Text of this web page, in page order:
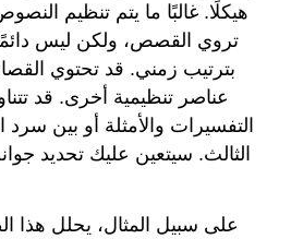
هيكلًا. غالبًا ما يتم تنظيم
تروي القصص، ولكن ليس
بترتيب زمني. قد تحتوي
عناصر تنظيمية أخرى. قد
التفسيرات والأمثلة أو بين
الثالث. سيتعين عليك تحديد
على سبيل المثال، يحلل هذا